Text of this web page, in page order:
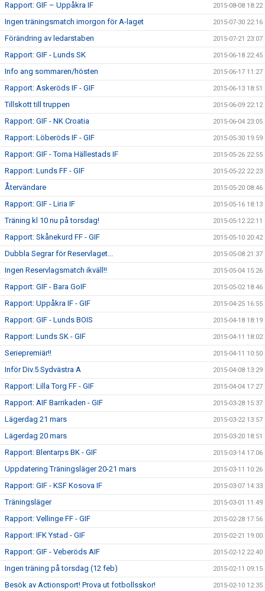
Rapport: GIF – Uppåkra IF 2015-08-08 18:22
Ingen träningsmatch imorgon för A-laget 2015-07-30 22:16
Förändring av ledarstaben 2015-07-21 23:07
Rapport: GIF - Lunds SK 2015-06-18 22:45
Info ang sommaren/hösten 2015-06-17 11:27
Rapport: Askeröds IF - GIF 2015-06-13 18:51
Tillskott till truppen 2015-06-09 22:12
Rapport: GIF - NK Croatia 2015-06-04 23:05
Rapport: Löberöds IF - GIF 2015-05-30 19:59
Rapport: GIF - Torna Hällestads IF 2015-05-26 22:55
Rapport: Lunds FF - GIF 2015-05-22 22:23
Återvändare 2015-05-20 08:46
Rapport: GIF - Liria IF 2015-05-16 18:13
Träning kl 10 nu på torsdag! 2015-05-12 22:11
Rapport: Skånekurd FF - GIF 2015-05-10 20:42
Dubbla Segrar för Reservlaget... 2015-05-08 21:37
Ingen Reservlagsmatch ikväll!! 2015-05-04 15:26
Rapport: GIF - Bara GoIF 2015-05-02 18:46
Rapport: Uppåkra IF - GIF 2015-04-25 16:55
Rapport: GIF - Lunds BOIS 2015-04-18 18:19
Rapport: Lunds SK - GIF 2015-04-11 18:02
Seriepremiär!! 2015-04-11 10:50
Inför Div.5 Sydvästra A 2015-04-08 13:29
Rapport: Lilla Torg FF - GIF 2015-04-04 17:27
Rapport: AIF Barrikaden - GIF 2015-03-28 15:37
Lägerdag 21 mars 2015-03-22 13:57
Lägerdag 20 mars 2015-03-20 18:51
Rapport: Blentarps BK - GIF 2015-03-14 17:06
Uppdatering Träningsläger 20-21 mars 2015-03-11 10:26
Rapport: GIF - KSF Kosova IF 2015-03-07 14:33
Träningsläger 2015-03-01 11:49
Rapport: Vellinge FF - GIF 2015-02-28 17:56
Rapport: IFK Ystad - GIF 2015-02-21 19:00
Rapport: GIF - Veberöds AIF 2015-02-12 22:40
Ingen träning på torsdag (12 feb) 2015-02-11 09:15
Besök av Actionsport! Prova ut fotbollsskor! 2015-02-10 12:35